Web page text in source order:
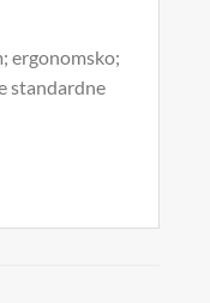
ergonomsko;
standardne